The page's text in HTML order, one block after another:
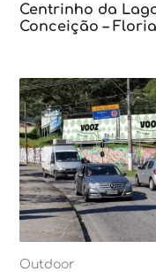
Centrinho da
Conceição –
Outdoor